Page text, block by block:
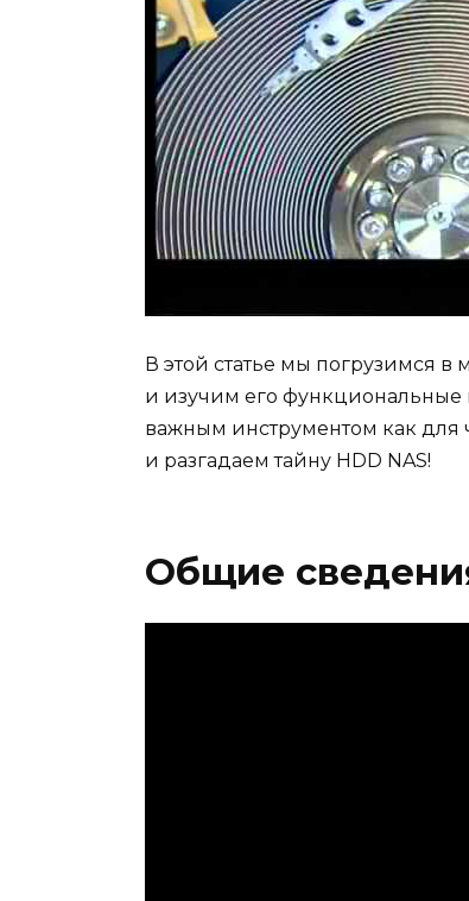
В этой статье мы погрузимся в
и изучим его функциональные
важным инструментом как для
и разгадаем тайну HDD NAS!
Общие